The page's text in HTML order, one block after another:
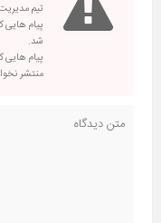
تیم
پیام
شد.
پیام هایی
منتشر